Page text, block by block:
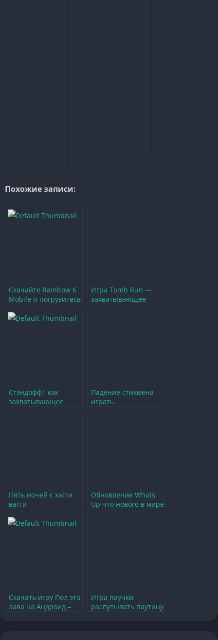
Похожие записи:
Скачайте Rainbow 6
Mobile и погрузитесь
шутера
Игра Tomb Run —
захватывающее
Стэндофф1 как
захватывающее
Падение стикмена
играть
Пять ночей с хагги
вагги
приключение в мире
Обновление Whats
Up что нового в мире
Скачать игру Пол это
лава на Андроид –
Игра паучки
распутывать паутину